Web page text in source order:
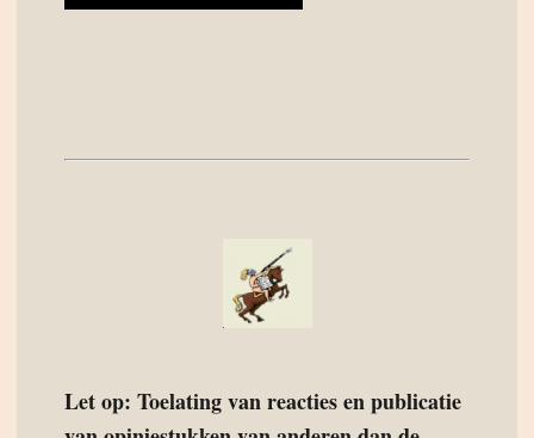
Let op: Toelating van reacties en publicatie